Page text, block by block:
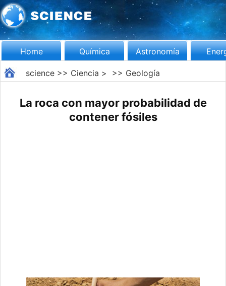
Home Química Astronomía
science>> Ciencia > >> Geología
La roca con mayor probabilidad de
contener fósiles